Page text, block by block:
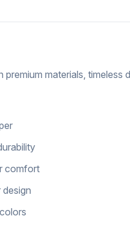
materials, timeless
comfort